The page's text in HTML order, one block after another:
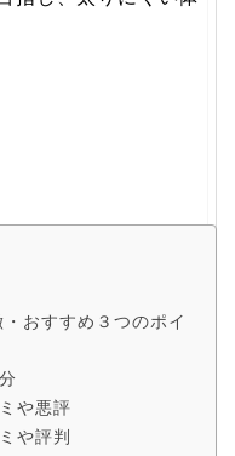
おすすめ３つのポイ
や悪評
や評判